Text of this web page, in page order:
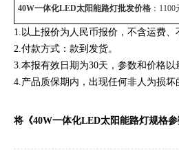
40W一体化LED太阳能路灯批发价格 ：
1.以上报价为人民币报价，不含运费、不
2.付款方式：款到发货。
3.本报有效日期为30天，参数和价格以最
4.产品质保期内，出现任何非人为损坏
将《40W一体化LED太阳能路灯规格